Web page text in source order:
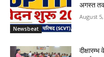
Newsbeat
अगस्त
August